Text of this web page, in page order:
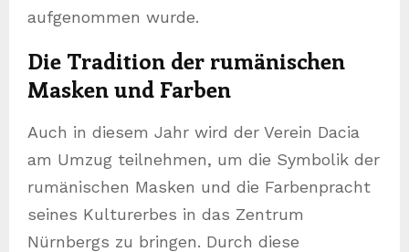
aufgenommen wurde.
Die Tradition der rumänischen
Masken und Farben
Auch in diesem Jahr wird der Verein Dacia
am Umzug teilnehmen, um die Symbolik der
rumänischen Masken und die Farbenpracht
seines Kulturerbes in das Zentrum
Nürnbergs zu bringen. Durch diese